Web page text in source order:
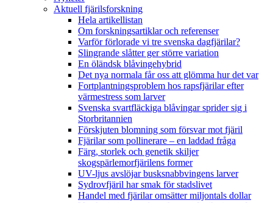
Aktuell fjärilsforskning
Hela artikellistan
Om forskningsartiklar och referenser
Varför förlorade vi tre svenska dagfjärilar?
Slingrande slåtter ger större variation
En öländsk blåvingehybrid
Det nya normala får oss att glömma hur det var
Fortplantningsproblem hos rapsfjärilar efter
värmestress som larver
Svenska svartfläckiga blåvingar sprider sig i
Storbritannien
Förskjuten blomning som försvar mot fjäril
Fjärilar som pollinerare – en laddad fråga
Färg, storlek och genetik skiljer
skogspärlemorfjärilens former
UV-ljus avslöjar busksnabbvingens larver
Sydrovfjäril har smak för stadslivet
Handel med fjärilar omsätter miljontals dollar